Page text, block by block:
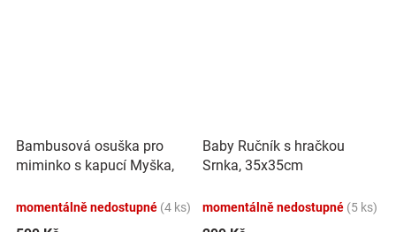
Bambusová osuška pro
miminko s kapucí Myška,
momentálně nedostupné (4 ks)
Baby Ručník s hračkou
Srnka, 35x35cm
momentálně nedostupné (5 ks)